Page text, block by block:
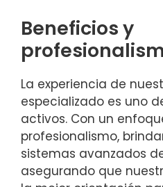
Beneficios y
La experiencia de
especializado es uno
activos. Con un
profesionalismo,
sistemas avanzados
asegurando que